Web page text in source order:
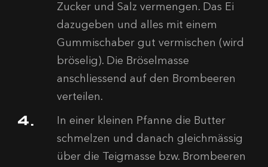
Zucker und Salz vermengen. Das Ei
dazugeben und alles mit einem
Gummischaber gut vermischen (wird
bröselig). Die Bröselmasse
anschliessend auf den Brombeeren
verteilen.
In einer kleinen Pfanne die Butter
schmelzen und danach gleichmässig
über die Teigmasse bzw. Brombeeren